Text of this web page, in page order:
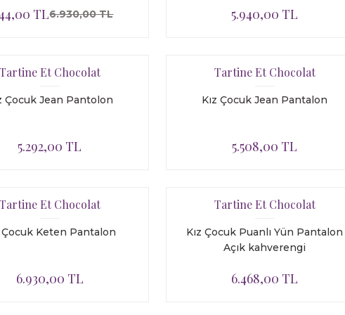
TL6.930,00 TL 5.940,00 TL
Et Chocolat
Çocuk Jean Pantolon
5.292,00 TL
Tartine Et Chocolat
Kız Çocuk Jean Pantalon
5.508,00 TL
Et Chocolat
Çocuk Keten Pantalon
6.930,00 TL
Tartine Et Chocolat
Kız Çocuk Puanlı Yün Pantalon
Açık kahverengi
6.468,00 TL